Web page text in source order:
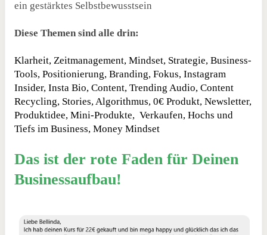
ein gestärktes Selbstbewusstsein
Diese Themen sind alle drin:
Klarheit, Zeitmanagement, Mindset, Strategie, Business-
Tools, Positionierung, Branding, Fokus, Instagram
Insider, Insta Bio, Content, Trending Audio, Content
Recycling, Stories, Algorithmus, 0€ Produkt, Newsletter,
Produktidee, Mini-Produkte, Verkaufen, Hochs und
Tiefs im Business, Money Mindset
Das ist der rote Faden für Deinen
Businessaufbau!